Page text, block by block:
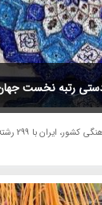
ایرنا/